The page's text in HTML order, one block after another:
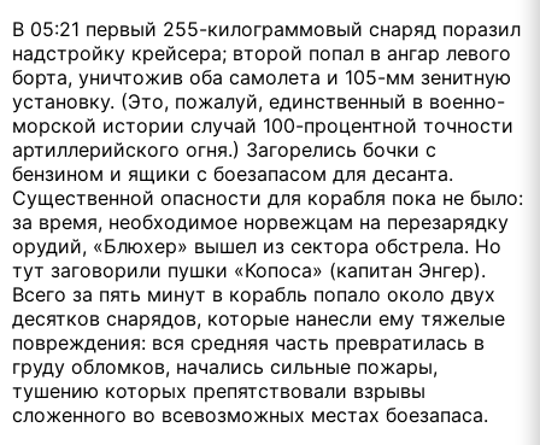
В 05:21 первый 255-килограммовый снаряд поразил
надстройку крейсера; второй попал в ангар левого
борта, уничтожив оба самолета и 105-мм зенитную
установку. (Это, пожалуй, единственный в военно-
морской истории случай 100-процентной точности
артиллерийского огня.) Загорелись бочки с
бензином и ящики с боезапасом для десанта.
Существенной опасности для корабля пока не было:
за время, необходимое норвежцам на перезарядку
орудий, «Блюхер» вышел из сектора обстрела. Но
тут заговорили пушки «Копоса» (капитан Энгер).
Всего за пять минут в корабль попало около двух
десятков снарядов, которые нанесли ему тяжелые
повреждения: вся средняя часть превратилась в
груду обломков, начались сильные пожары,
тушению которых препятствовали взрывы
сложенного во всевозможных местах боезапаса.